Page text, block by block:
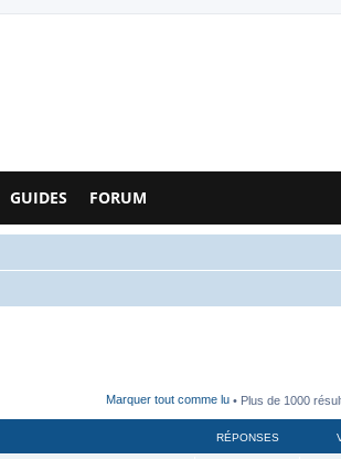
GUIDES FORUM
Marquer tout comme lu • Plus de 1000
RÉPONSES